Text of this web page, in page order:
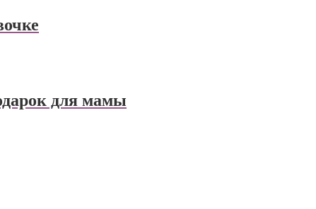
для мамы